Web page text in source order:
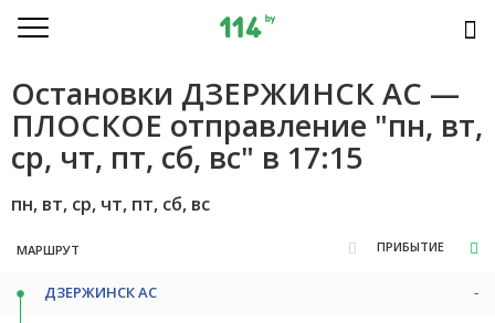
Остановки ДЗЕРЖИНСК АС —
ПЛОСКОЕ отправление "пн, вт,
ср, чт, пт, сб, вс" в 17:15
пн, вт, ср, чт, пт, сб, вс
МАРШРУТ ПРИБЫТИЕ
ДЗЕРЖИНСК АС -